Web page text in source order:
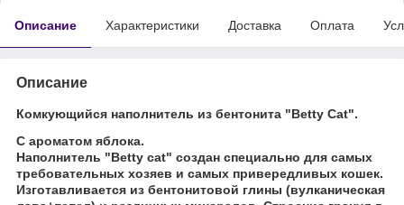
Описание Характеристики Доставка Оплата
Описание
Комкующийся наполнитель из бентонита "Betty Cat".
С ароматом яблока.
Наполнитель "Betty cat" создан специально для самых
требовательных хозяев и самых привередливых кошек.
Изготавливается из бентонитовой глины (вулканическая